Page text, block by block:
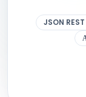
JSON